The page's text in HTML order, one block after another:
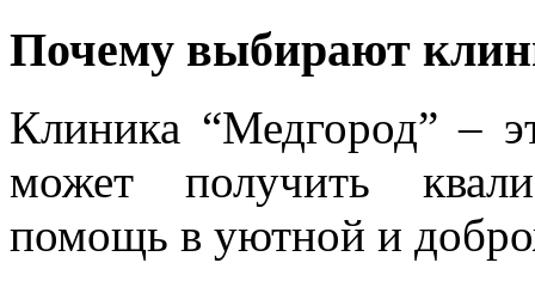
Почему выбирают
Клиника “Медгород” –
может получить
помощь в уютной и